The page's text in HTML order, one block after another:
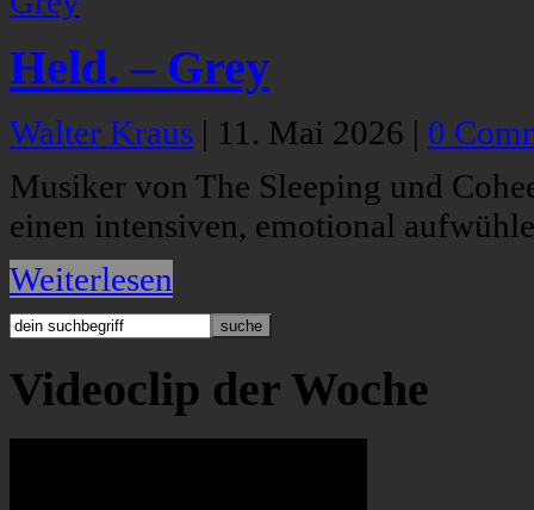
Held. – Grey
Walter Kraus | 11. Mai 2026 | 0
Musiker von The Sleeping und
einen intensiven, emotional
Weiterlesen
Videoclip der Woche